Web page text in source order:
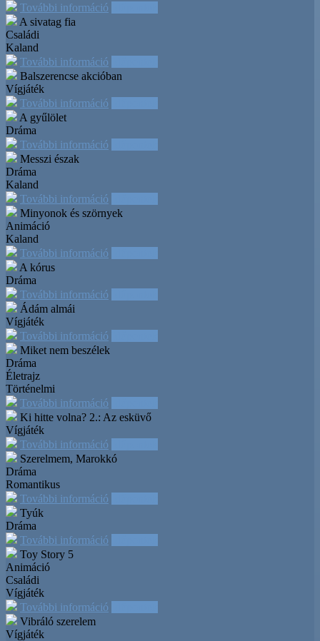
További információ
A sivatag fia
Családi
Kaland
További információ
Balszerencse akcióban
Vígjáték
További információ
A gyűlölet
Dráma
További információ
Messzi észak
Dráma
Kaland
További információ
Minyonok és szörnyek
Animáció
Kaland
További információ
A kórus
Dráma
További információ
Ádám almái
Vígjáték
További információ
Miket nem beszélek
Dráma
Életrajz
Történelmi
További információ
Ki hitte volna? 2.: Az esküvő
Vígjáték
További információ
Szerelmem, Marokkó
Dráma
Romantikus
További információ
Tyúk
Dráma
További információ
Toy Story 5
Animáció
Családi
Vígjáték
További információ
Vibráló szerelem
Vígjáték